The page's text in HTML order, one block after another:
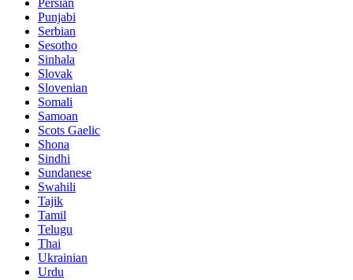
Punjabi
Serbian
Sesotho
Sinhala
Slovak
Slovenian
Somali
Samoan
Scots Gaelic
Shona
Sindhi
Sundanese
Swahili
Tajik
Tamil
Telugu
Thai
Ukrainian
Urdu